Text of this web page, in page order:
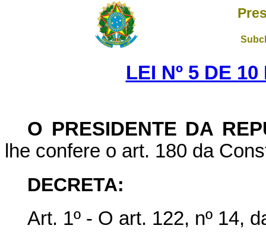
LEI Nº 5 DE
O PRESIDENTE DA
lhe confere o art. 180 da
DECRETA:
Art. 1º - O art. 122, nº 14,